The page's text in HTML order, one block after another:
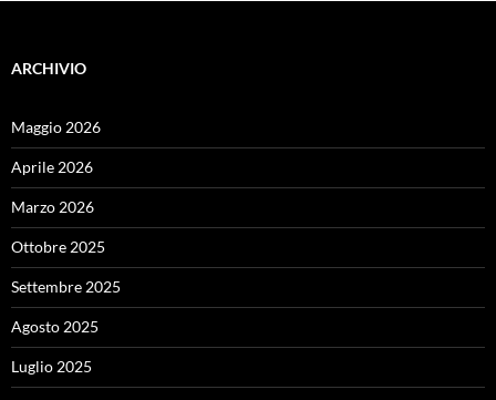
ARCHIVIO
Maggio 2026
Aprile 2026
Marzo 2026
Ottobre 2025
Settembre 2025
Agosto 2025
Luglio 2025